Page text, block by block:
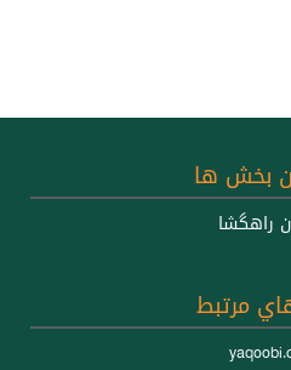
بخش ها
راهگشا
مرتبط